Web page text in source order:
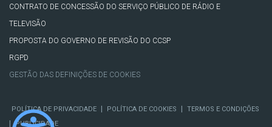
CONTRATO DE CONCESSÃO DO SERVIÇO PÚBLICO DE RÁDIO E
TELEVISÃO
PROPOSTA DO GOVERNO DE REVISÃO DO CCSP
RGPD
GESTÃO DAS DEFINIÇÕES DE COOKIES
POLÍTICA DE PRIVACIDADE POLÍTICA DE COOKIES TERMOS E CONDIÇÕES
PUBLICIDADE